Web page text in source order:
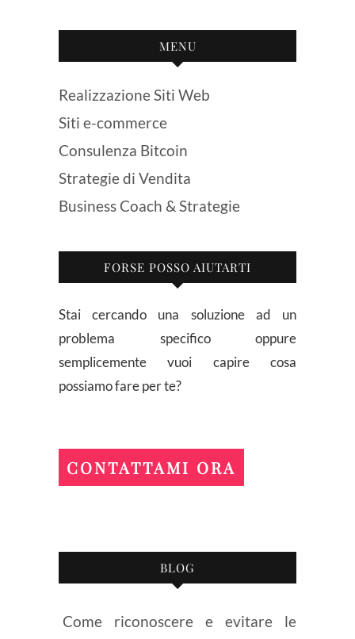
MENU
Realizzazione Siti Web
Siti e-commerce
Consulenza Bitcoin
Strategie di Vendita
Business Coach & Strategie
FORSE POSSO AIUTARTI
Stai cercando una soluzione ad un
problema specifico oppure
semplicemente vuoi capire cosa
possiamo fare per te?
CONTATTAMI ORA
BLOG
Come riconoscere e evitare le